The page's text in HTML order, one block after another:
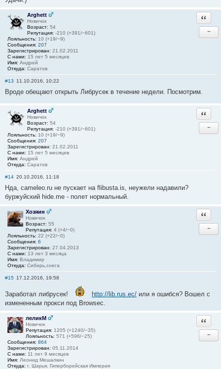
Arghett
Новичок
Возраст: 54
Репутация: -210 (+391/−601)
Лояльность: 10 (+19/−9)
Сообщения: 207
Зарегистрирован: 21.02.2011
С нами: 15 лет 5 месяцев
Имя: Андрей
Откуда: Саратов
−
#13 11.10.2016, 10:22
Вроде обещают открыть Либрусек в течение недели. Посмотрим.
Arghett
Новичок
Возраст: 54
Репутация: -210 (+391/−601)
Лояльность: 10 (+19/−9)
Сообщения: 207
Зарегистрирован: 21.02.2011
С нами: 15 лет 5 месяцев
Имя: Андрей
Откуда: Саратов
−
#14 20.10.2016, 11:18
Нда, cameleo.ru не пускает на flibusta.is, неужели надавили?
буржуйский hide.me - полет нормальный.
Хозяин
Новичок
Возраст: 55
Репутация: 4 (+4/−0)
Лояльность: 22 (+22/−0)
Сообщения: 6
Зарегистрирован: 27.04.2013
С нами: 13 лет 3 месяца
Имя: Владимир
Откуда: Сибирь,снега
−
#15 17.12.2016, 19:58
Заработал либрусек! http://lib.rus.ec/ или я ошибся? Вошел c
измененным прокси под Browsec.
леликМ
Новичок
Репутация: 1205 (+1240/−35)
Лояльность: 571 (+596/−25)
Сообщения: 864
Зарегистрирован: 05.11.2014
С нами: 11 лет 9 месяцев
Имя: Леонид Мешалкин
Откуда: г. Шарья, Гиперборейская Империя
−